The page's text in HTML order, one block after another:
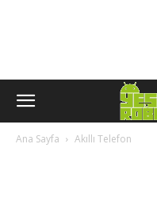
Ana Sayfa Akıllı Telefon